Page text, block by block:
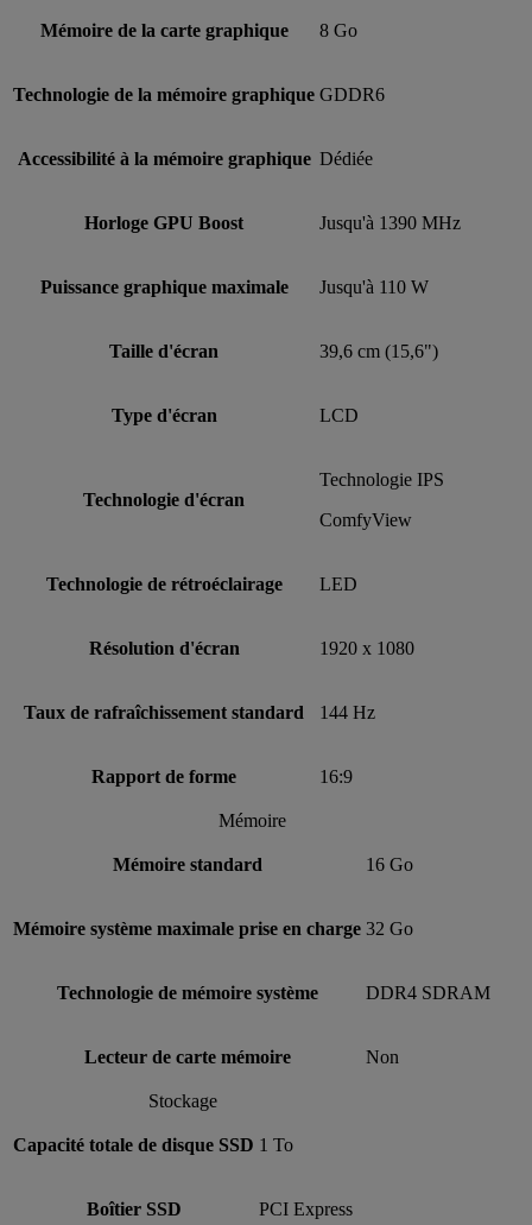
Mémoire de la carte graphique 8 Go
Technologie de la mémoire graphique GDDR6
Accessibilité à la mémoire graphique Dédiée
Horloge GPU Boost Jusqu'à 1390 MHz
Puissance graphique maximale Jusqu'à 110 W
Taille d'écran 39,6 cm (15,6")
Type d'écran LCD
Technologie d'écran
Technologie IPS
ComfyView
Technologie de rétroéclairage LED
Résolution d'écran 1920 x 1080
Taux de rafraîchissement standard 144 Hz
Rapport de forme 16:9
Mémoire
Mémoire standard 16 Go
Mémoire système maximale prise en charge 32 Go
Technologie de mémoire système DDR4 SDRAM
Lecteur de carte mémoire Non
Stockage
Capacité totale de disque SSD 1 To
Boîtier SSD PCI Express